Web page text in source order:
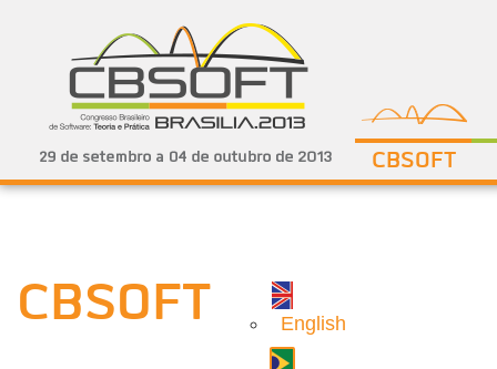
CBSOFT
CBSOFT English